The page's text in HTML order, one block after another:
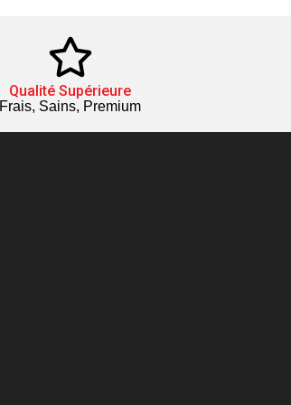
Qualité Supérieure
Frais, Sains, Premium